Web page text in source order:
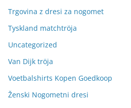
Trgovina z dresi za nogomet
Tyskland matchtröja
Uncategorized
Van Dijk tröja
Voetbalshirts Kopen Goedkoop
Ženski Nogometni dresi